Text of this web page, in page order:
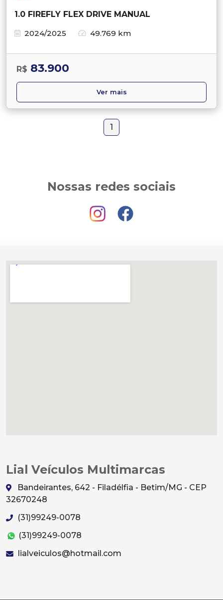
1.0 FIREFLY FLEX DRIVE MANUAL
2024/2025
49.769 km
R$ 83.900
Ver mais
1
Nossas redes sociais
Lial Veículos Multimarcas
Bandeirantes, 642 - Filadélfia - Betim/MG - CEP
32670248
(31)99249-0078
(31)99249-0078
lialveiculos@hotmail.com